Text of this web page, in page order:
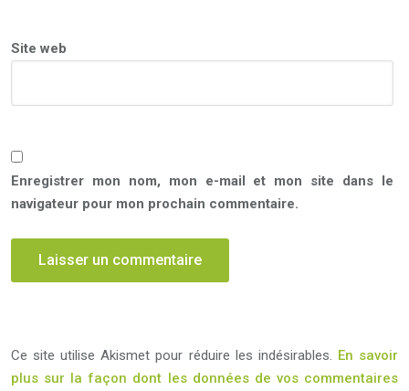
Site web
Enregistrer mon nom, mon e-mail et mon site dans le
navigateur pour mon prochain commentaire.
Ce site utilise Akismet pour réduire les indésirables. En savoir
plus sur la façon dont les données de vos commentaires